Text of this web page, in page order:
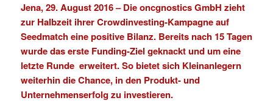
Jena, 29. August 2016 – Dieoncgnostics GmbH zieht
zur Halbzeit ihrer Crowdinvesting-Kampagne auf
Seedmatch eine positive Bilanz. Bereits nach 15 Tagen
wurde das erste Funding-Ziel geknackt und um eine
letzte Runde erweitert. So bietet sich Kleinanlegern
weiterhin die Chance, in den Produkt- und
Unternehmenserfolg zu investieren.